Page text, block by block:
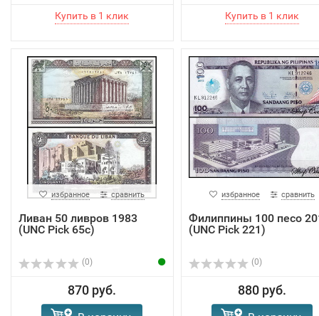
избранное сравнить
Ливан 50 ливров 1983
(UNC Pick 65c)
(0)
870 руб.
избранное сравнить
Филиппины 100 песо
(UNC Pick 221)
(0)
880 руб.